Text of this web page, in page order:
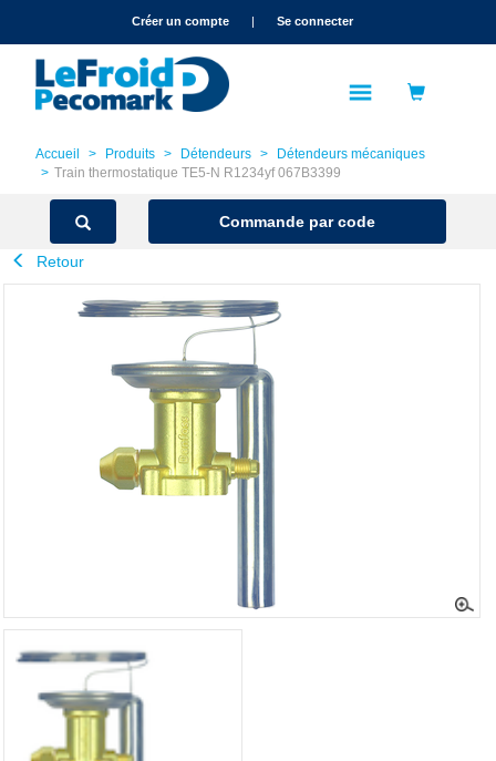
text.skipToNavigationCréer un compte | Se connecter
Accueil Produits Détendeurs
Détendeurs mécaniques
Train thermostatique TE5-N R1234yf 067B3399
Commande par code
Retour